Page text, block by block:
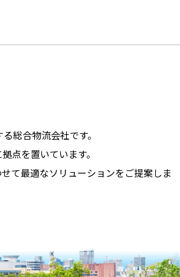
総合物流会社です。
点を置いています。
て最適なソリューションをご提案しま